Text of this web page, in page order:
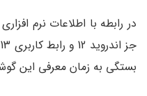
در رابطه با اطلاعات نرم
بستگی به زمان معرفی این